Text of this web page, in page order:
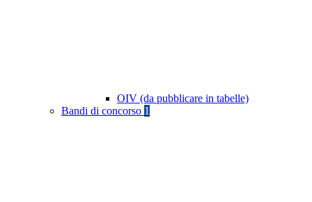
OIV (da pubblicare in tabelle)
Bandi di concorso 1